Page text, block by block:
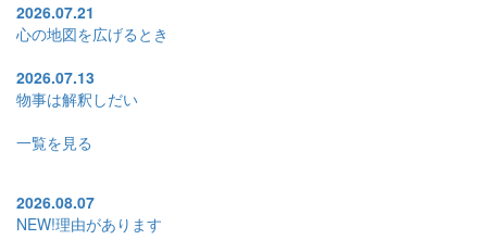
2026.07.21
心の地図を広げるとき
2026.07.13
物事は解釈しだい
一覧を見る
2026.08.07
NEW!理由があります